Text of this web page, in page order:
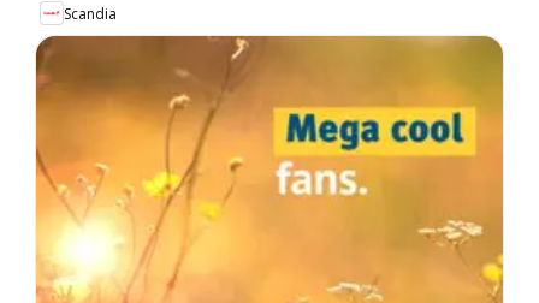
Scandia